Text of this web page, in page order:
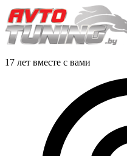
17 лет вместе с вами